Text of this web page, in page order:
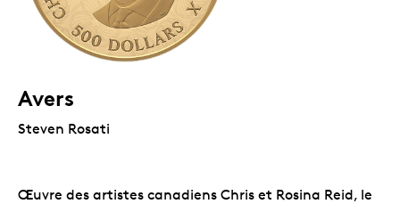
Avers
Steven Rosati
Œuvre des artistes canadiens Chris et Rosina Reid, le